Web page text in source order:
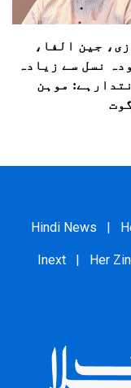
جین الفا،
نسل سے زیادہ
موہن
Hindi News |
Inext | Her